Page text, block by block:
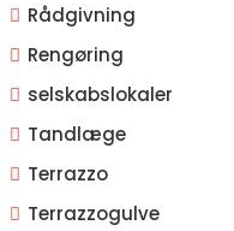
Rådgivning
Rengøring
selskabslokaler
Tandlæge
Terrazzo
Terrazzogulve